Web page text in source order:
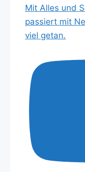
Mit Alles und
passiert mit
viel getan.